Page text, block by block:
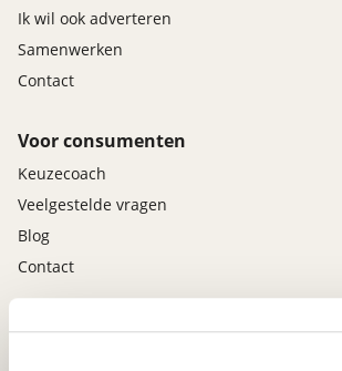
Ik wil ook adverteren
Samenwerken
Contact
Voor consumenten
Keuzecoach
Veelgestelde vragen
Blog
Contact
viaBOVAG.nl app